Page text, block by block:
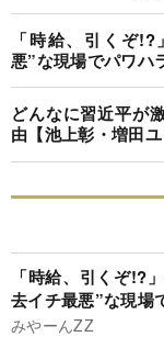
「時給、引くぞ
悪”な現場でパワハ
どんなに習近平が
由【池上彰・増田ユ
「時給、引くぞ!?
去イチ最悪”な現場
みやーんZZ